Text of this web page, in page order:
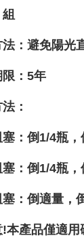
組
：避免陽光
限 ：5年
法：
塞：倒1/4瓶
：倒1/4瓶
：倒適量，
!本產品僅適